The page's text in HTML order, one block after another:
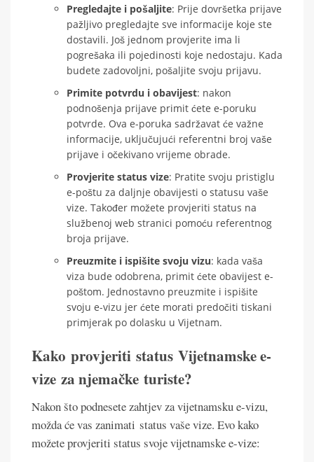
Pregledajte i pošaljite: Prije dovršetka prijave
pažljivo pregledajte sve informacije koje ste
dostavili. Još jednom provjerite ima li
pogrešaka ili pojedinosti koje nedostaju. Kada
budete zadovoljni, pošaljite svoju prijavu.
Primite potvrdu i obavijest: nakon
podnošenja prijave primit ćete e-poruku
potvrde. Ova e-poruka sadržavat će važne
informacije, uključujući referentni broj vaše
prijave i očekivano vrijeme obrade.
Provjerite status vize: Pratite svoju pristiglu
e-poštu za daljnje obavijesti o statusu vaše
vize. Također možete provjeriti status na
službenoj web stranici pomoću referentnog
broja prijave.
Preuzmite i ispišite svoju vizu: kada vaša
viza bude odobrena, primit ćete obavijest e-
poštom. Jednostavno preuzmite i ispišite
svoju e-vizu jer ćete morati predočiti tiskani
primjerak po dolasku u Vijetnam.
Kako provjeriti status Vijetnamske e-
vize za njemačke turiste?
Nakon što podnesete zahtjev za vijetnamsku e-vizu,
možda će vas zanimati status vaše vize. Evo kako
možete provjeriti status svoje vijetnamske e-vize: